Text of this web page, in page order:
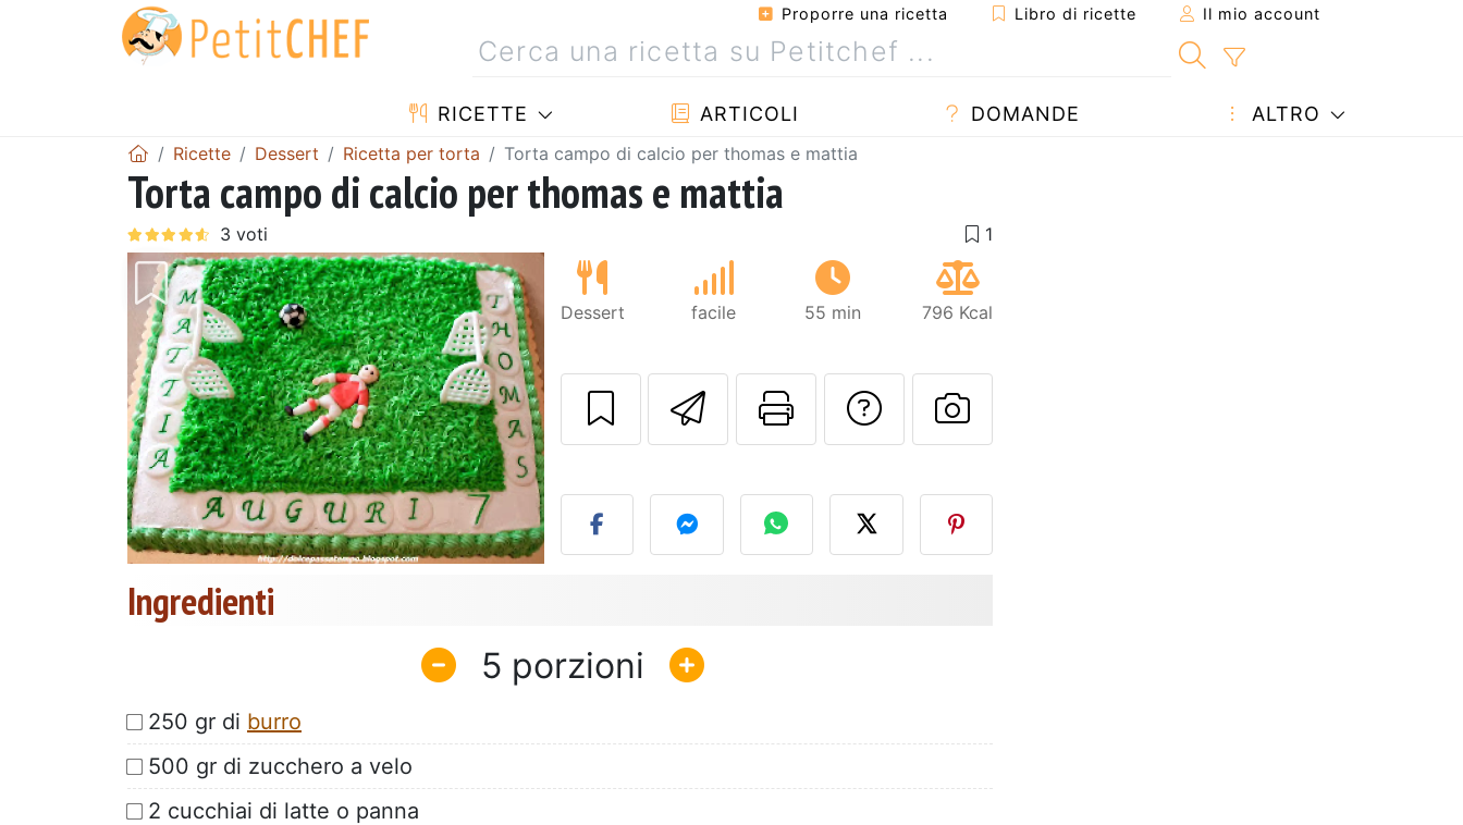
Proporre una ricetta Libro di ricette Il mio account
RICETTE ARTICOLI DOMANDE ALTRO
Ricette Dessert Ricetta per torta Torta campo di calcio per thomas e mattia
Torta campo di calcio per thomas e mattia
Dessert facile 55 min 796 Kcal
Invia questa ricetta ad un amico
Stampa la ricetta
Contatta l'autore della Ricetta
Pubblica la foto di questa
Ingredienti
5
250 gr di burro
500 gr di zucchero a velo
2 cucchiai di latte o panna